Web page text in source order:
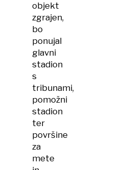
objekt
zgrajen,
bo
ponujal
glavni
stadion
s
tribunami,
pomožni
stadion
ter
površine
za
mete